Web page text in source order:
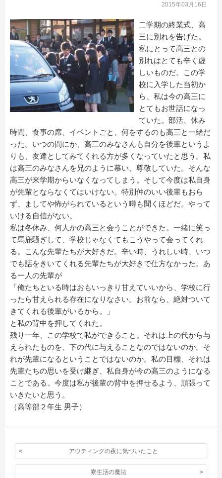
2015年03月16日
二学期の終業式、高
三に別れを告げた。
私にとって高三との
別れはとても辛く虚
しいものだ。この学
校に入学した当初か
ら、私は今の高三に
とてもお世話になっ
ていた。部活、休み
時間、食事の席、イベントごと、何をするのも高三と一緒だ
った。いつの間にか、高三のみなさんも自分を後輩というよ
りも、友達としてみてくれる方が多くなっていたと思う。私
は高三のみなさんを兄のように慕い、尊敬していた。そんな
高三が来学期からいなくなってしまう。そして今度は私自身
が先輩とならなくてはいけない。特別仲のいい後輩もおら
ず、ましてや怖がられているという噂も聞くほどだ。やって
いける自信がない。
私は冬休み、何人かの高三と会うことができた。一緒に笑っ
て馬鹿騒ぎして、学校じゃなくてもこうやって会ってくれ
る。こんな先輩たちが大好きだ。辛い時、うれしい時、いつ
でも話をきいてくれる先輩たちが大好きで仕方なかった。あ
る一人の先輩が
「俺たちといる時はおもいっきり甘えていいから、学校に行
ったら甘えられる存在になりなさい。お前なら、絶対ついて
きてくれる後輩がいるから。」
と私の背中を押してくれた。
残り一年、この学校で私ができること。それは上の代から与
えられたものを、下の代に与えることなのではないのか。そ
れが先輩になるということではないのか。私の目標、それは
先輩たちの思いを受け継ぎ、私自身が今の高三のようになる
ことである。今度は私が後輩の背中を押せるよう、頑張って
いきたいと思う。
（高等部２年生 男子）
アウティングの夜に気づいたこと
寮生活の魔法